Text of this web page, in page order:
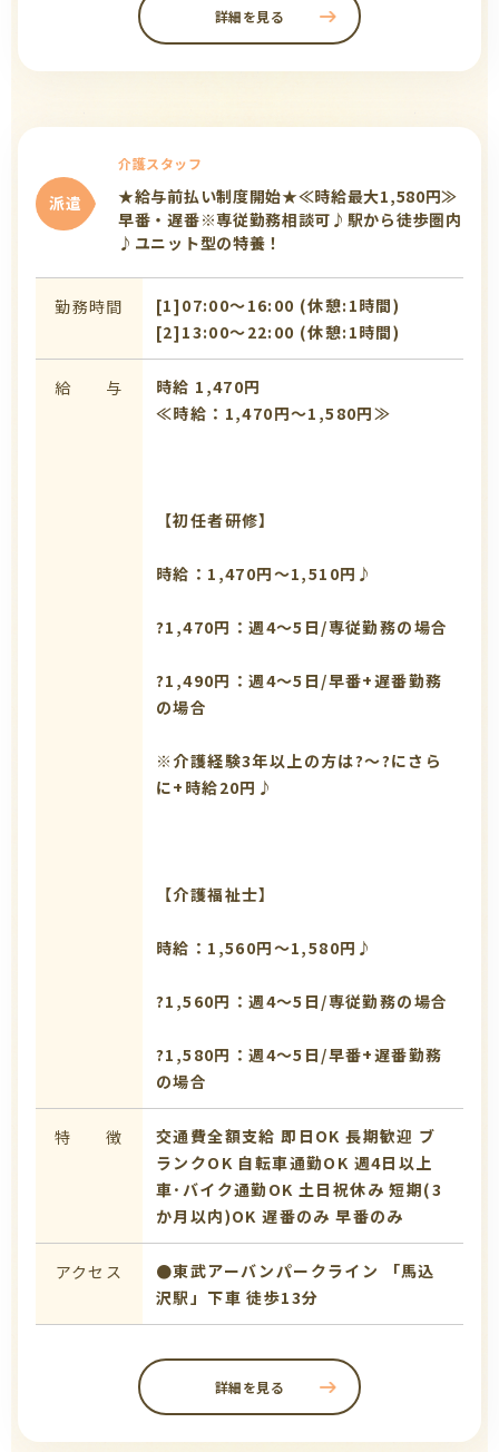
詳細を見る
派遣
介護スタッフ
★給与前払い制度開始★≪時給最大1,580円≫
早番・遅番※専従勤務相談可♪駅から徒歩圏内
♪ユニット型の特養！
勤務時間
[1]07:00〜16:00 (休憩:1時間)
[2]13:00〜22:00 (休憩:1時間)
給 与
時給 1,470円
≪時給：1,470円～1,580円≫
【初任者研修】
時給：1,470円～1,510円♪
?1,470円：週4～5日/専従勤務の場合
?1,490円：週4～5日/早番+遅番勤務
の場合
※介護経験3年以上の方は?～?にさら
に+時給20円♪
【介護福祉士】
時給：1,560円～1,580円♪
?1,560円：週4～5日/専従勤務の場合
?1,580円：週4～5日/早番+遅番勤務
の場合
特 徴 交通費全額支給 即日OK 長期歓迎 ブ
ランクOK 自転車通勤OK 週4日以上
車･バイク通勤OK 土日祝休み 短期(3
か月以内)OK 遅番のみ 早番のみ
アクセス
●東武アーバンパークライン 「馬込
沢駅」下車 徒歩13分
詳細を見る